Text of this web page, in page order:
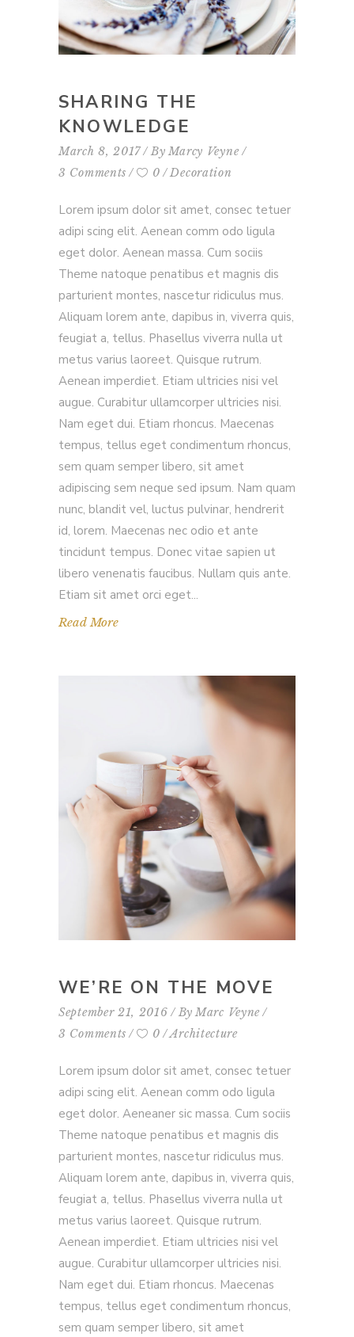
SHARING THE
KNOWLEDGE
March 8, 2017 By Marcy Veyne
3 Comments
0 Decoration
Lorem ipsum dolor sit amet, consec tetuer
adipi scing elit. Aenean comm odo ligula
eget dolor. Aenean massa. Cum sociis
Theme natoque penatibus et magnis dis
parturient montes, nascetur ridiculus mus.
Aliquam lorem ante, dapibus in, viverra quis,
feugiat a, tellus. Phasellus viverra nulla ut
metus varius laoreet. Quisque rutrum.
Aenean imperdiet. Etiam ultricies nisi vel
augue. Curabitur ullamcorper ultricies nisi.
Nam eget dui. Etiam rhoncus. Maecenas
tempus, tellus eget condimentum rhoncus,
sem quam semper libero, sit amet
adipiscing sem neque sed ipsum. Nam quam
nunc, blandit vel, luctus pulvinar, hendrerit
id, lorem. Maecenas nec odio et ante
tincidunt tempus. Donec vitae sapien ut
libero venenatis faucibus. Nullam quis ante.
Etiam sit amet orci eget
Read More
WE’RE ON THE MOVE
September 21, 2016 By Marc Veyne
3 Comments
0 Architecture
Lorem ipsum dolor sit amet, consec tetuer
adipi scing elit. Aenean comm odo ligula
eget dolor. Aeneaner sic massa. Cum sociis
Theme natoque penatibus et magnis dis
parturient montes, nascetur ridiculus mus.
Aliquam lorem ante, dapibus in, viverra quis,
feugiat a, tellus. Phasellus viverra nulla ut
metus varius laoreet. Quisque rutrum.
Aenean imperdiet. Etiam ultricies nisi vel
augue. Curabitur ullamcorper ultricies nisi.
Nam eget dui. Etiam rhoncus. Maecenas
tempus, tellus eget condimentum rhoncus,
sem quam semper libero, sit amet